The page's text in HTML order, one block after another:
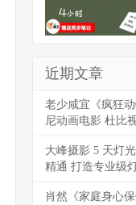
近期文章
老少咸宜《疯狂
尼动画电影 杜比
大峰摄影 5 天灯
精通 打造专业级
肖然《家庭身心